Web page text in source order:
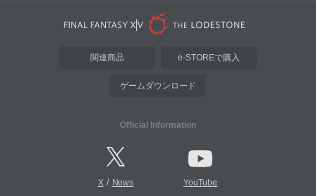
関連商品 e-STOREで購入
ゲームダウンロード
Official Information
X/ News YouTube